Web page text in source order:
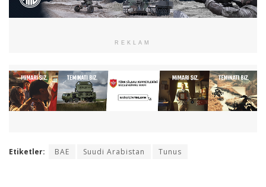
REKLAM
Etiketler: BAE Suudi Arabistan Tunus